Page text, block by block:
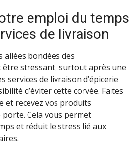
emploi du temps
de livraison
allées bondées des
être stressant, surtout après une
services de livraison d’épicerie
d’éviter cette corvée. Faites
et recevez vos produits
Cela vous permet
et réduit le stress lié aux